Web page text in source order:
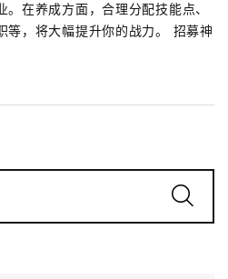
在养成方面，合理分配技能点、
等，将大幅提升你的战力。 招募神